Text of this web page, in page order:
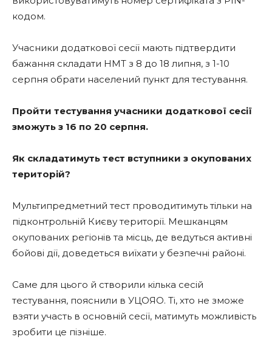
кодом.
Учасники додаткової сесії мають підтвердити
бажання складати НМТ з 8 до 18 липня, з 1-10
серпня обрати населений пункт для тестування.
Пройти тестування учасники додаткової сесії
зможуть з 16 по 20 серпня.
Як складатимуть тест вступники з окупованих
територій?
Мультипредметний тест проводитимуть тільки на
підконтрольній Києву території. Мешканцям
окупованих регіонів та місць, де ведуться активні
бойові дії, доведеться виїхати у безпечні районі.
Саме для цього й створили кілька сесій
тестування, пояснили в УЦОЯО. Ті, хто не зможе
взяти участь в основній сесії, матимуть можливість
зробити це пізніше.